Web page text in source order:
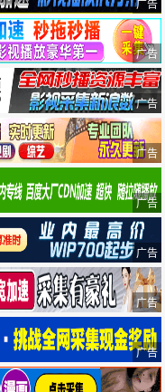
广告
广告
广告
广告
广告
广告
广告
广告